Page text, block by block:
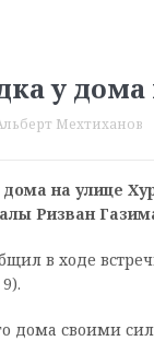
у дома
Мехтиханов
на улице
Ризван
в ходе
дома своими